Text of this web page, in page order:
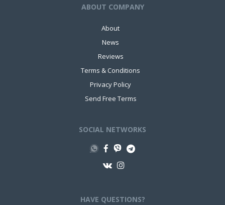
ABOUT COMPANY
About
News
Reviews
Terms & Conditions
Privacy Policy
Send Free Terms
SOCIAL NETWORKS
HAVE QUESTIONS?